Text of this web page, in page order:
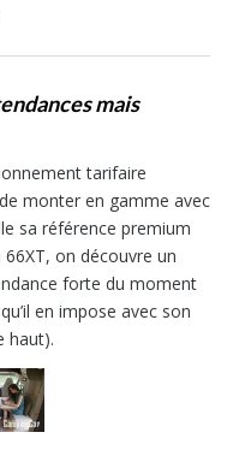
mais
tarifaire
monter en gamme avec
sa référence premium
on découvre un
forte du moment
en impose avec son
haut).